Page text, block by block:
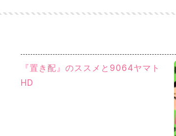
『置き配』のススメと9064ヤマト
HD